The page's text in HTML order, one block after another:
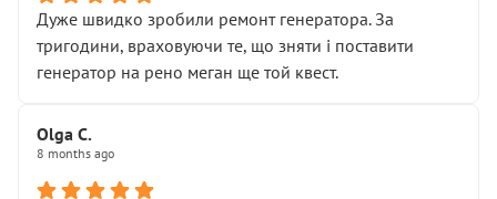
• реальної діагностики, а не формального
“подивились і поїхав”
На жаль, складається враження, що сервіс працює не
Стосовно комунікації - все добре
Дуже швидко зробили ремонт генератора. За
тригодини, враховуючи те, що зняти і поставити
генератор на рено меган ще той квест.
Olga С.
8 months ago